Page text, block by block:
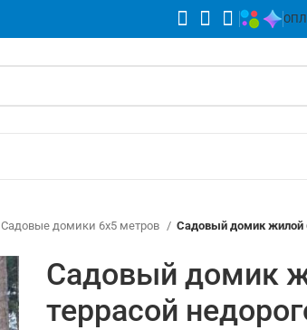
Садовые домики 6х5 метров Садовый домик жилой
Садовый домик
террасой